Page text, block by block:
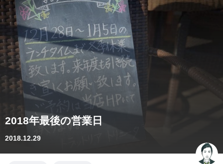
2018年最後の営業日
2018.12.29